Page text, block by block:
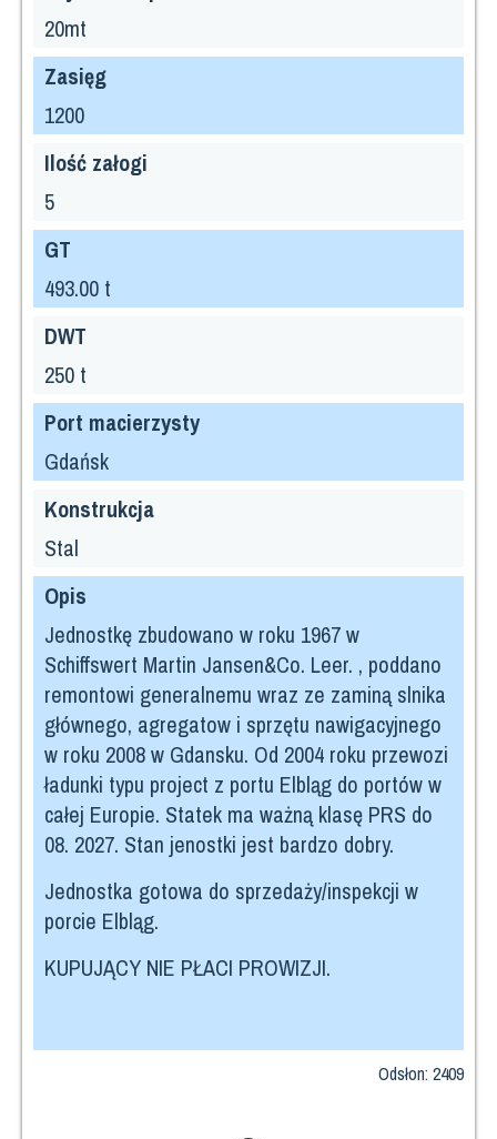
20mt
Zasięg
1200
Ilość załogi
5
GT
493.00 t
DWT
250 t
Port macierzysty
Gdańsk
Konstrukcja
Stal
Opis
Jednostkę zbudowano w roku 1967 w
Schiffswert Martin Jansen&Co. Leer. , poddano
remontowi generalnemu wraz ze zaminą slnika
głównego, agregatow i sprzętu nawigacyjnego
w roku 2008 w Gdansku. Od 2004 roku przewozi
ładunki typu project z portu Elbląg do portów w
całej Europie. Statek ma ważną klasę PRS do
08. 2027. Stan jenostki jest bardzo dobry.
Jednostka gotowa do sprzedaży/inspekcji w
porcie Elbląg.
KUPUJĄCY NIE PŁACI PROWIZJI.
Odsłon: 2409